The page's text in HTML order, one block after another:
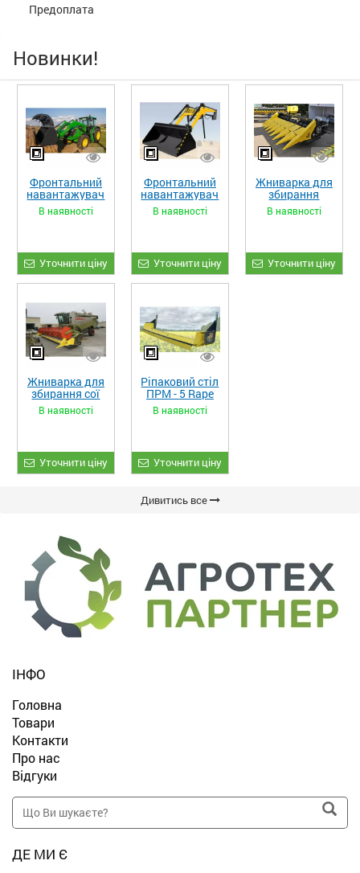
Предоплата
Новинки!
Фронтальний
навантажувач
«STRONG XL»
В наявності
Уточнити ціну
Фронтальний
навантажувач
«STRONG»
В наявності
Уточнити ціну
Жниварка для
збирання
кукурудзи
ЖКИ-870
В наявності
Уточнити ціну
Жниварка для
збирання сої
та гороху
«ETTARO»
В наявності
Уточнити ціну
Ріпаковий стіл
ПРМ - 5 Rape
Fiore
В наявності
Уточнити ціну
Дивитись все
ІНФО
Головна
Товари
Контакти
Про нас
Відгуки
ДЕ МИ Є